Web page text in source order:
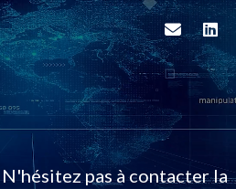
pas à contacter la